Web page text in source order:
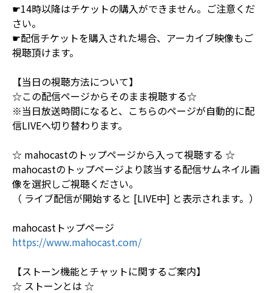
☛14時以降はチケットの購入ができません。ご注意くだ
さい。
☛配信チケットを購入された場合、アーカイブ映像もご
視聴頂けます。
【当日の視聴方法について】
☆この配信ページからそのまま視聴する☆
※当日放送時間になると、こちらのページが自動的に配
信LIVEへ切り替わります。
☆ mahocastのトップページから入って視聴する ☆
mahocastのトップページより該当する配信サムネイル画
像を選択しご視聴ください。
（ ライブ配信が開始すると [LIVE中] と表示されます。）
mahocastトップページ
https://www.mahocast.com/
【ストーン機能とチャットに関するご案内】
☆ ストーンとは ☆